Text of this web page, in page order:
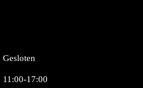
Gesloten
11:00-17:00